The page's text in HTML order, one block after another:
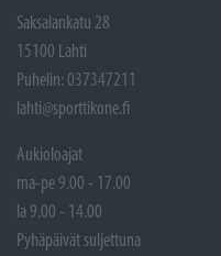
Saksalankatu 28
15100 Lahti
Puhelin: 037347211
lahti@sporttikone.fi
Aukioloajat
ma-pe 9.00 - 17.00
la 9.00 - 14.00
Pyhäpäivät suljettuna